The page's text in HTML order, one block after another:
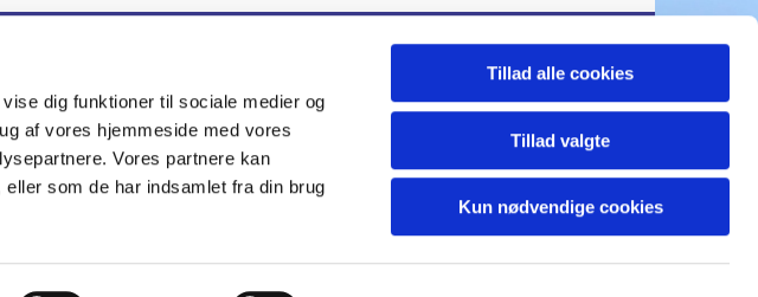
dig funktioner til sociale medier og
af vores hjemmeside med vores
Vores partnere kan
som de har indsamlet fra din brug
Tillad alle cookies
Tillad valgte
Kun nødvendige cookies